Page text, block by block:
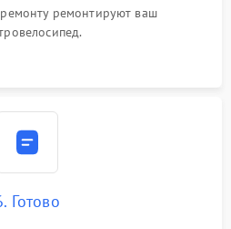
ремонтируют ваш
Готово